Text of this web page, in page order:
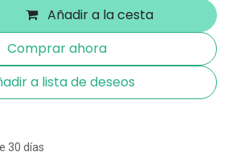
Añadir a la cesta
Comprar ahora
a lista de deseos
30 días